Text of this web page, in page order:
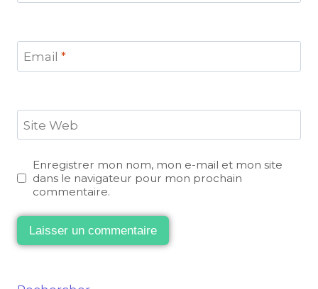
Email *
Site Web
Enregistrer mon nom, mon e-mail et mon site
dans le navigateur pour mon prochain
commentaire.